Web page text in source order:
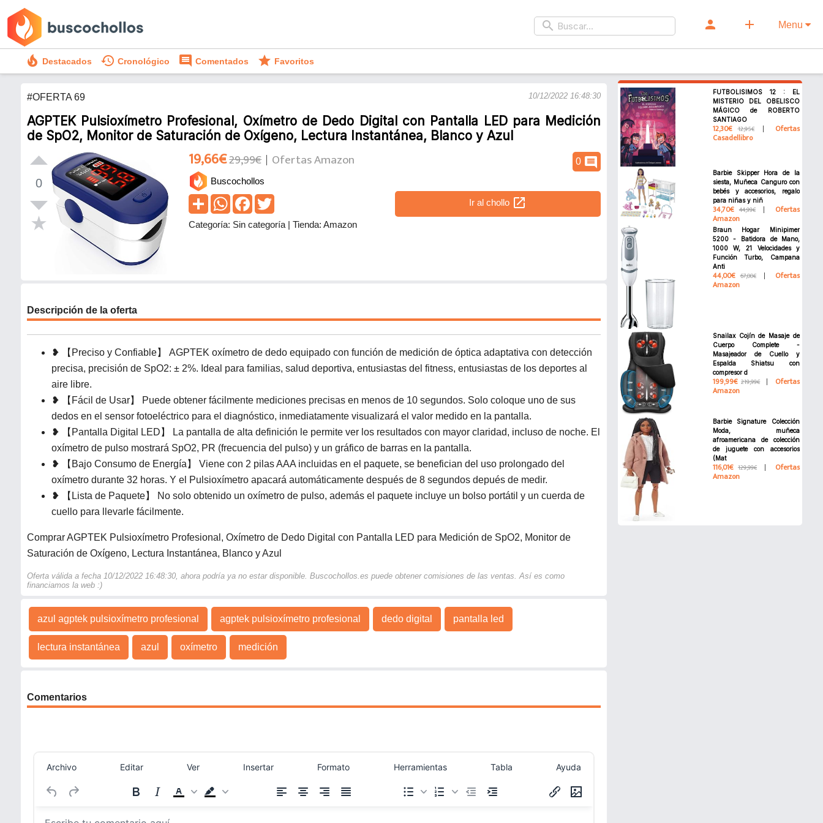
search person add Menu
local_fire_department Destacados history Cronológico comment Comentados star Favoritos
#OFERTA 69 10/12/2022 16:48:30
AGPTEK Pulsioxímetro Profesional, Oxímetro de Dedo Digital con Pantalla LED para Medición
de SpO2, Monitor de Saturación de Oxígeno, Lectura Instantánea, Blanco y Azul
0
0 comment
19,66€29,99€ Ofertas Amazon
Buscochollos
Ir al chollo open_in_new
Categoría: Sin categoría | Tienda: Amazon
Descripción de la oferta
❥ 【Preciso y Confiable】 AGPTEK oxímetro de dedo equipado con función de medición de óptica adaptativa con detección
precisa, precisión de SpO2: ± 2%. Ideal para familias, salud deportiva, entusiastas del fitness, entusiastas de los deportes al
aire libre.
❥ 【Fácil de Usar】 Puede obtener fácilmente mediciones precisas en menos de 10 segundos. Solo coloque uno de sus
dedos en el sensor fotoeléctrico para el diagnóstico, inmediatamente visualizará el valor medido en la pantalla.
❥ 【Pantalla Digital LED】 La pantalla de alta definición le permite ver los resultados con mayor claridad, incluso de noche. El
oxímetro de pulso mostrará SpO2, PR (frecuencia del pulso) y un gráfico de barras en la pantalla.
❥ 【Bajo Consumo de Energía】 Viene con 2 pilas AAA incluidas en el paquete, se benefician del uso prolongado del
oxímetro durante 32 horas. Y el Pulsioxímetro apacará automáticamente después de 8 segundos depués de medir.
❥ 【Lista de Paquete】 No solo obtenido un oxímetro de pulso, además el paquete incluye un bolso portátil y un cuerda de
cuello para llevarle fácilmente.
Comprar AGPTEK Pulsioxímetro Profesional, Oxímetro de Dedo Digital con Pantalla LED para Medición de SpO2, Monitor de
Saturación de Oxígeno, Lectura Instantánea, Blanco y Azul
Oferta válida a fecha 10/12/2022 16:48:30, ahora podría ya no estar disponible. Buscochollos.es puede obtener comisiones de las ventas. Así es como
financiamos la web :)
azul agptek pulsioxímetro profesional agptek pulsioxímetro profesional dedo digital pantalla led
lectura instantánea azul oxímetro medición
Comentarios
Archivo Editar Ver Insertar Formato Herramientas Tabla Ayuda
FUTBOLISIMOS 12 : EL
MISTERIO DEL OBELISCO
MÁGICO de ROBERTO
SANTIAGO
12,30€ 12,95€ Ofertas
Casadellibro
Barbie Skipper Hora de la
siesta, Muñeca Canguro con
bebés y accesorios, regalo
para niñas y niñ
34,70€ 44,99€ Ofertas
Amazon
Braun Hogar Minipimer
5200 - Batidora de Mano,
1000 W, 21 Velocidades y
Función Turbo, Campana
Anti
44,00€ 67,00€ Ofertas
Amazon
Snailax Cojín de Masaje de
Cuerpo Complete -
Masajeador de Cuello y
Espalda Shiatsu con
compresor d
199,99€ 219,99€ Ofertas
Amazon
Barbie Signature Colección
Moda, muñeca
afroamericana de colección
de juguete con accesorios
(Mat
116,01€ 129,99€ Ofertas
Amazon